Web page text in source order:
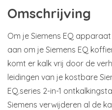
Omschrijving
Om je Siemens EQ
aan om je Siemens EQ
komt er kalk vrij door de
leidingen van je kostbare
EQ.series 2-in-1
Siemens verwijderen al de